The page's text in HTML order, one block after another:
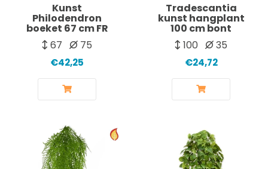
Kunst
Philodendron
boeket 67 cm FR
67
75
€42,25
Tradescantia
kunst hangplant
100 cm bont
100
35
€24,72